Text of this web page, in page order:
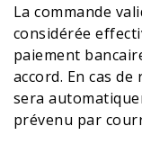
La commande
considérée
paiement
accord. En cas
sera
prévenu par